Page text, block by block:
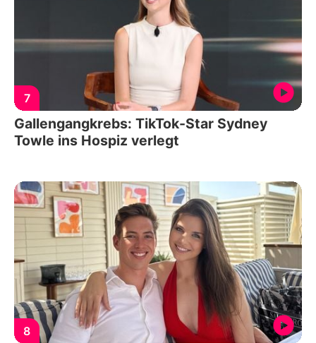
7
Gallengangkrebs: TikTok-Star Sydney
Towle ins Hospiz verlegt
8